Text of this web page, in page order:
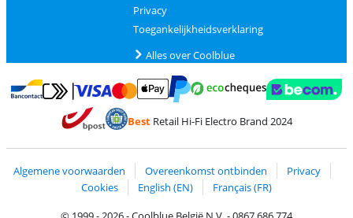
Privacy
Toegankelijkheidsverklaring
Alles over Coolblue
Betalen met Bancontact
Betalen met MasterCard en Visa via ClickToPay
BestRetail Hi-Fi Electro Brand 2024
Algemene voorwaarden Overeenkomst ontbinden
Privacy
Cookies
English (EN)
Français (FR)